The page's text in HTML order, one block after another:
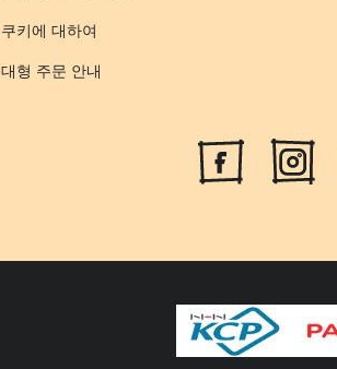
쿠키에 대하여
대형 주문 안내